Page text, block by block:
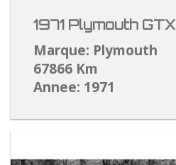
1971 Plymouth GTX
Marque: Plymouth
67866 Km
Annee: 1971